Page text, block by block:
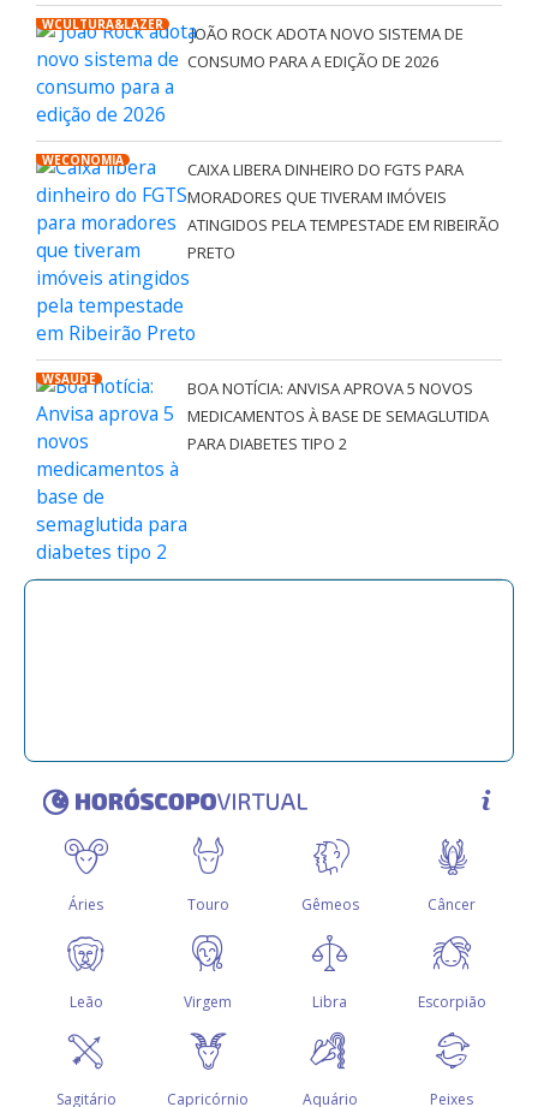
WCULTURA&LAZER
JOÃO ROCK ADOTA NOVO SISTEMA DE
CONSUMO PARA A EDIÇÃO DE 2026
WECONOMIA
CAIXA LIBERA DINHEIRO DO FGTS PARA
MORADORES QUE TIVERAM IMÓVEIS
ATINGIDOS PELA TEMPESTADE EM RIBEIRÃO
PRETO
WSAÚDE
BOA NOTÍCIA: ANVISA APROVA 5 NOVOS
MEDICAMENTOS À BASE DE SEMAGLUTIDA
PARA DIABETES TIPO 2